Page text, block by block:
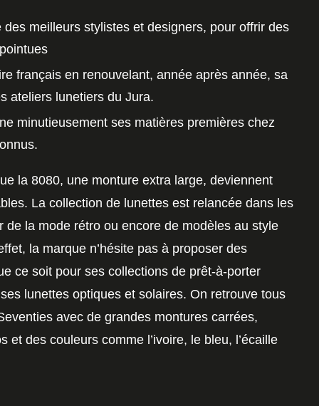
des meilleurs stylistes et designers, pour offrir des
français en renouvelant, année après année, sa
ateliers lunetiers du Jura.
minutieusement ses matières premières chez
.
la 8080, une monture extra large, deviennent
La collection de lunettes est relancée dans les
de la mode rétro ou encore de modèles au style
la marque n’hésite pas à proposer des
ce soit pour ses collections de prêt-à-porter
lunettes optiques et solaires. On retrouve tous
avec de grandes montures carrées,
et des couleurs comme l’ivoire, le bleu, l’écaille